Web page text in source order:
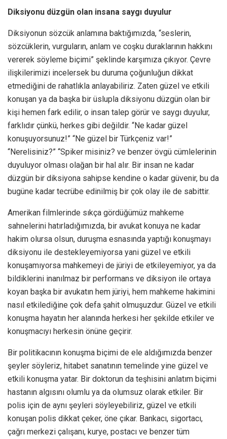
Diksiyonu düzgün olan insana saygı duyulur
Diksiyonun sözcük anlamına baktığımızda, “seslerin,
sözcüklerin, vurguların, anlam ve coşku duraklarının hakkını
vererek söyleme biçimi” şeklinde karşımıza çıkıyor. Çevre
ilişkilerimizi incelersek bu duruma çoğunluğun dikkat
etmediğini de rahatlıkla anlayabiliriz. Zaten güzel ve etkili
konuşan ya da başka bir üslupla diksiyonu düzgün olan bir
kişi hemen fark edilir, o insan talep görür ve saygı duyulur,
farklıdır çünkü, herkes gibi değildir. “Ne kadar güzel
konuşuyorsunuz!” “Ne güzel bir Türkçeniz var!”
“Nerelisiniz?” “Spiker misiniz? ve benzer övgü cümlelerinin
duyuluyor olması olağan bir hal alır. Bir insan ne kadar
düzgün bir diksiyona sahipse kendine o kadar güvenir, bu da
bugüne kadar tecrübe edinilmiş bir çok olay ile de sabittir.
Amerikan filmlerinde sıkça gördüğümüz mahkeme
sahnelerini hatırladığımızda, bir avukat konuya ne kadar
hakim olursa olsun, duruşma esnasında yaptığı konuşmayı
diksiyonu ile destekleyemiyorsa yani güzel ve etkili
konuşamıyorsa mahkemeyi de jüriyi de etkileyemiyor, ya da
bildiklerini inanılmaz bir performans ve diksiyon ile ortaya
koyan başka bir avukatın hem jüriyi, hem mahkeme hakimini
nasıl etkilediğine çok defa şahit olmuşuzdur. Güzel ve etkili
konuşma hayatın her alanında herkesi her şekilde etkiler ve
konuşmacıyı herkesin önüne geçirir.
Bir politikacının konuşma biçimi de ele aldığımızda benzer
şeyler söyleriz, hitabet sanatının temelinde yine güzel ve
etkili konuşma yatar. Bir doktorun da teşhisini anlatım biçimi
hastanın algısını olumlu ya da olumsuz olarak etkiler. Bir
polis için de aynı şeyleri söyleyebiliriz, güzel ve etkili
konuşan polis dikkat çeker, öne çıkar. Bankacı, sigortacı,
çağrı merkezi çalışanı, kurye, postacı ve benzer tüm